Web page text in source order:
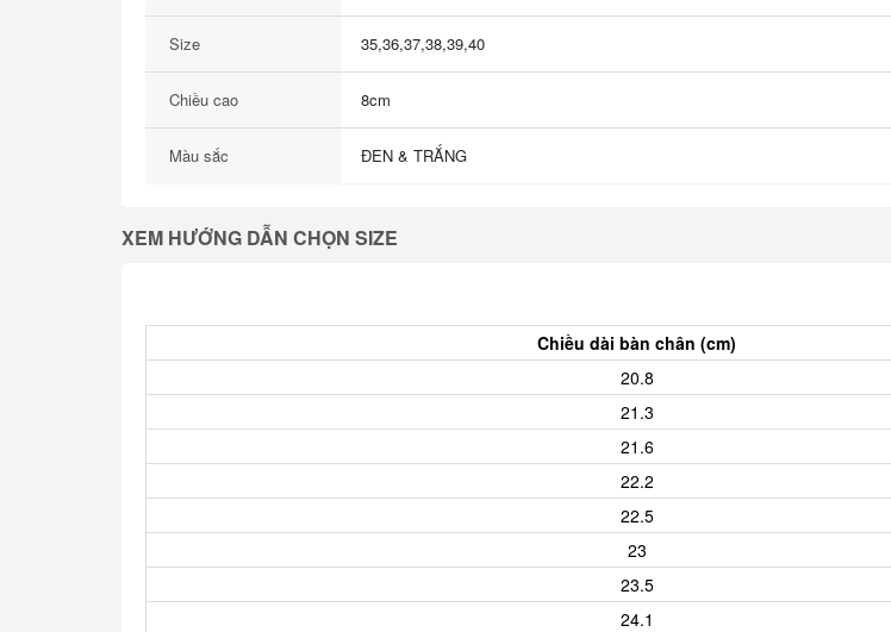
Size 35,36,37,38,39,40
Chiều cao 8cm
Màu sắc ĐEN & TRẮNG
XEM HƯỚNG DẪN CHỌN SIZE
Chiều dài bàn chân (cm)
20.8
21.3
21.6
22.2
22.5
23
23.5
24.1